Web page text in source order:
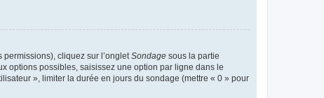
cliquez sur l’onglet Sondage sous la partie
options possibles, saisissez une option par ligne dans le
», limiter la durée en jours du sondage (mettre « 0 » pour